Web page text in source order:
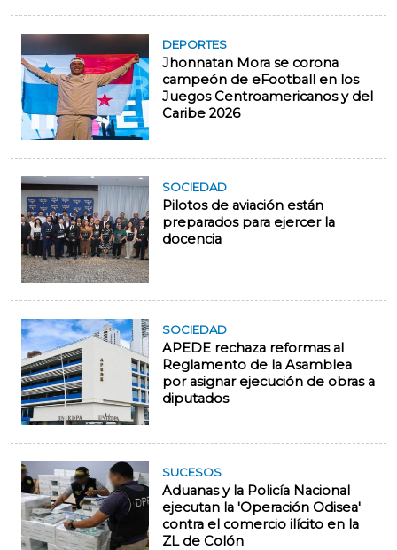
DEPORTES
Jhonnatan Mora se corona
campeón de eFootball en los
Juegos Centroamericanos y del
Caribe 2026
SOCIEDAD
Pilotos de aviación están
preparados para ejercer la
docencia
SOCIEDAD
APEDE rechaza reformas al
Reglamento de la Asamblea
por asignar ejecución de obras a
diputados
SUCESOS
Aduanas y la Policía Nacional
ejecutan la 'Operación Odisea'
contra el comercio ilícito en la
ZL de Colón